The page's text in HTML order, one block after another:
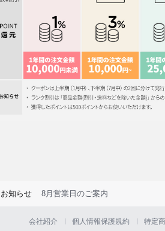
お知らせ 8月営業日のご案内
会社紹介 個人情報保護規約 特定